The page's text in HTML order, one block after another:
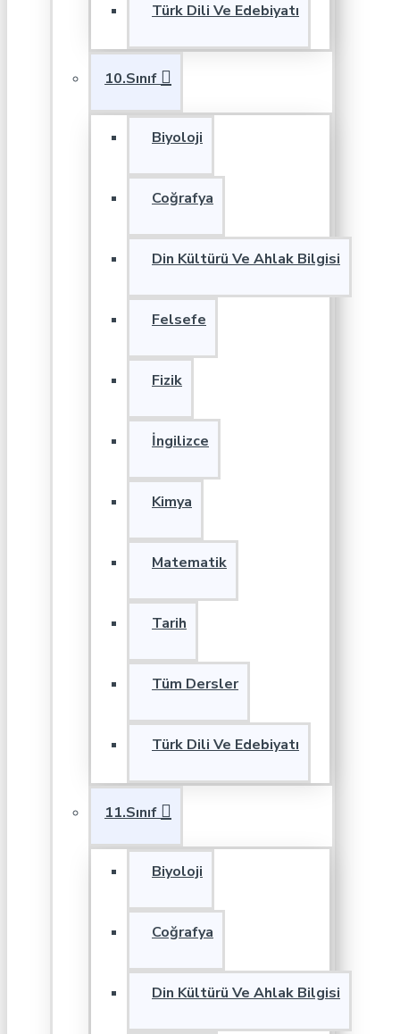
Türk Dili Ve Edebiyatı
10.Sınıf
Biyoloji
Coğrafya
Din Kültürü Ve Ahlak Bilgisi
Felsefe
Fizik
İngilizce
Kimya
Matematik
Tarih
Tüm Dersler
Türk Dili Ve Edebiyatı
11.Sınıf
Biyoloji
Coğrafya
Din Kültürü Ve Ahlak Bilgisi